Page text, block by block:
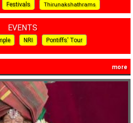
Festivals Thirunakshathrams
EVENTS
NRI Pontiffs’ Tour
more